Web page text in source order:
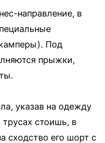
направление, в
Под
прыжки,
указав на одежду
стоишь, в
сходство его шорт с